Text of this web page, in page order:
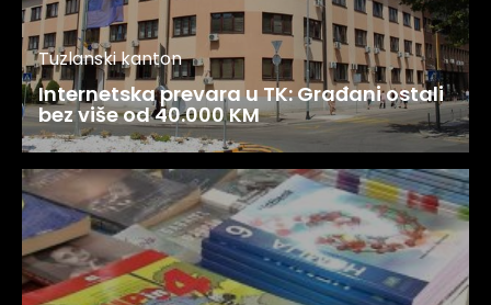
Tuzlanski kanton
Internetska prevara u TK: Građani ostali
bez više od 40.000 KM